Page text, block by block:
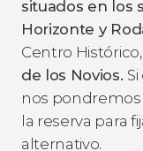
situados en los
Horizonte y
Centro
de los Novios.
nos
la reserva para
alternativo.